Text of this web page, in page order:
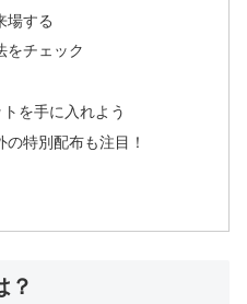
場する
をチェック
を手に入れよう
特別配布も注目！
？